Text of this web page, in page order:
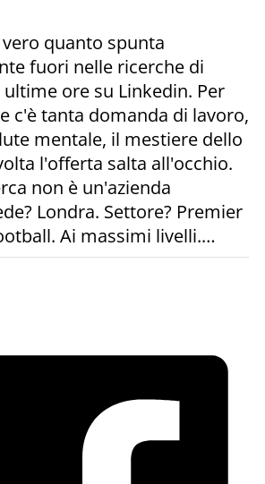
quanto spunta
fuori nelle ricerche di
ore su Linkedin. Per
c'è tanta domanda di lavoro,
mentale, il mestiere dello
l'offerta salta all'occhio.
non è un'azienda
Londra. Settore? Premier
Ai massimi livelli.…